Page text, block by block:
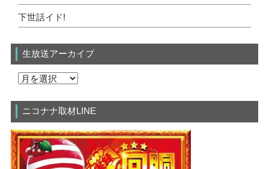
下世話イド!
生放送アーカイブ
ニコナナ取材LINE